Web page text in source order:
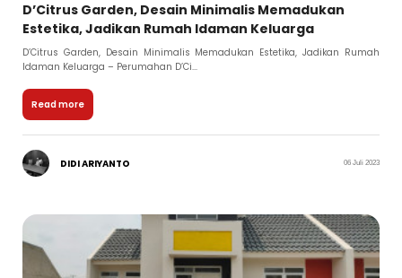
D’Citrus Garden, Desain Minimalis Memadukan
Estetika, Jadikan Rumah Idaman Keluarga
D’Citrus Garden, Desain Minimalis Memadukan Estetika, Jadikan Rumah
Idaman Keluarga – Perumahan D’Ci...
Read more
DIDI ARIYANTO 06 Juli 2023